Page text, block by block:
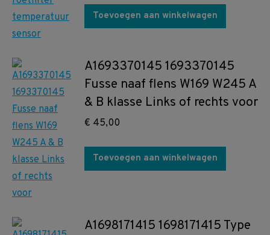
Toevoegen aan winkelwagen
A1693370145 1693370145
Fusse naaf flens W169 W245 A
& B klasse Links of rechts voor
€ 45,00
Toevoegen aan winkelwagen
A1698171415 1698171415 Type